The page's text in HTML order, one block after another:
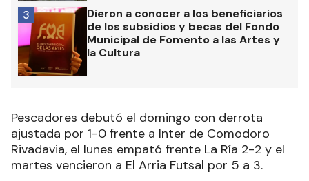
Dieron a conocer a los beneficiarios
de los subsidios y becas del Fondo
Municipal de Fomento a las Artes y
la Cultura
3
Pescadores debutó el domingo con derrota
ajustada por 1-0 frente a Inter de Comodoro
Rivadavia, el lunes empató frente La Ría 2-2 y el
martes vencieron a El Arria Futsal por 5 a 3.